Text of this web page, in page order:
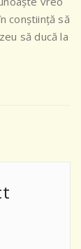
conștiință să
să ducă la